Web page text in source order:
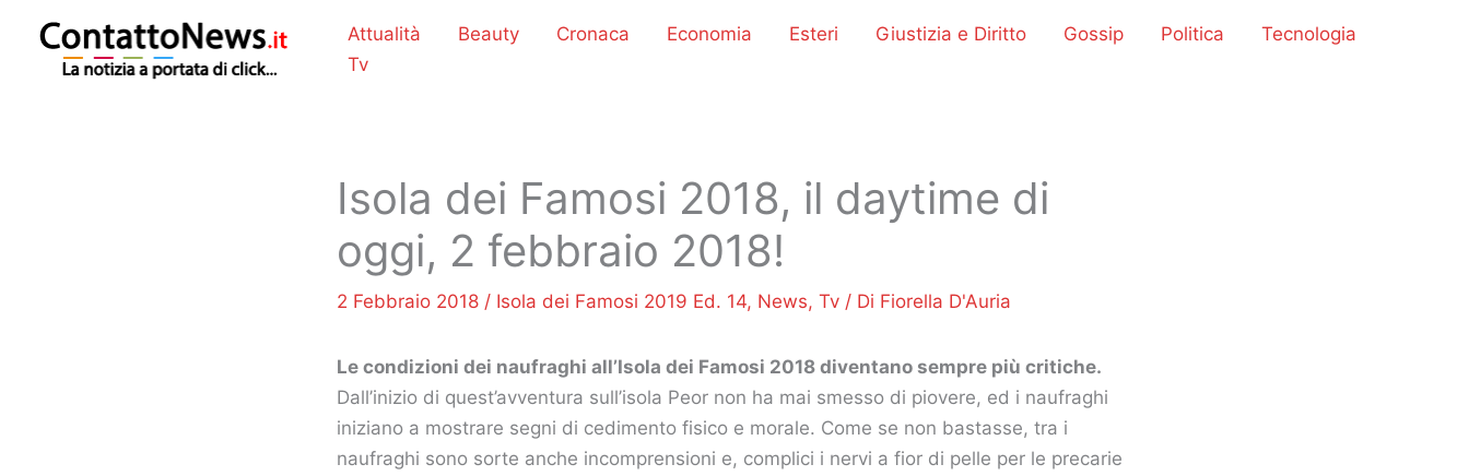
contenuto
Attualità Beauty Cronaca Economia Esteri Giustizia e Diritto Gossip Politica
Tecnologia
Tv
Isola dei Famosi 2018, il daytime di
oggi, 2 febbraio 2018!
2 Febbraio 2018 / Isola dei Famosi 2019 Ed. 14, News, Tv / Di Fiorella D'Auria
Le condizioni dei naufraghi all’Isola dei Famosi 2018 diventano sempre più critiche.
Dall’inizio di quest’avventura sull’isola Peor non ha mai smesso di piovere, ed i naufraghi
iniziano a mostrare segni di cedimento fisico e morale. Come se non bastasse, tra i
naufraghi sono sorte anche incomprensioni e, complici i nervi a fior di pelle per le precarie